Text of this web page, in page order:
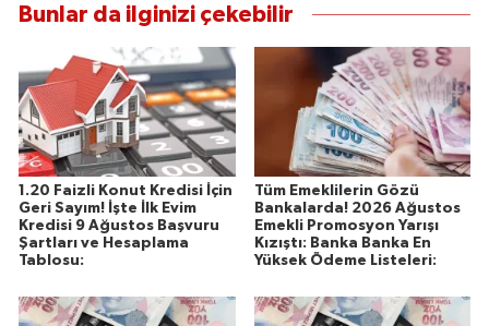
Bunlar da ilginizi çekebilir
1.20 Faizli Konut Kredisi İçin
Geri Sayım! İşte İlk Evim
Kredisi 9 Ağustos Başvuru
Şartları ve Hesaplama
Tablosu:
Tüm Emeklilerin Gözü
Bankalarda! 2026 Ağustos
Emekli Promosyon Yarışı
Kızıştı: Banka Banka En
Yüksek Ödeme Listeleri: